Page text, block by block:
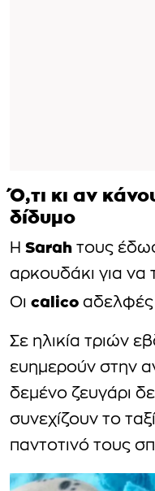
Ό,τι κι αν
δίδυμο
Η Sarah τους
αρκουδάκι για να
Οι calico αδελφές
Σε ηλικία τριών
ευημερούν στην
δεμένο ζευγάρι
συνεχίζουν το
παντοτινό τους